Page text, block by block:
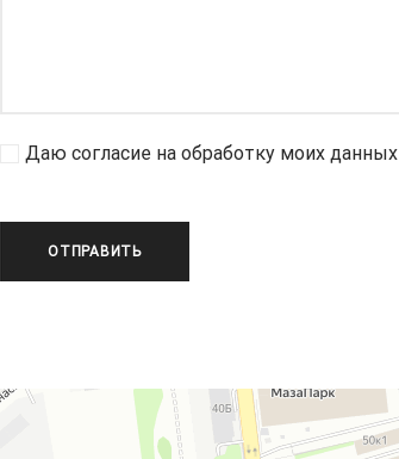
Даю согласие на обработку моих данных